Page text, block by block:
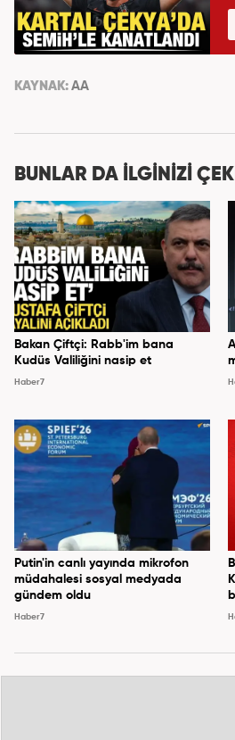
KAYNAK: AA
BUNLAR DA İLGİNİZİ
Bakan Çiftçi: Rabb'im bana
Kudüs Valiliğini nasip et
Haber7
Putin'in canlı yayında mikrofon
müdahalesi sosyal medyada
gündem oldu
Haber7